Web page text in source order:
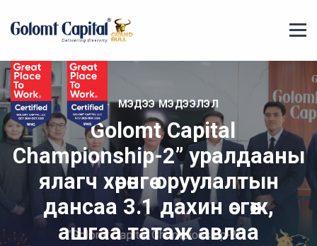
МЭДЭЭ МЭДЭЭЛЭЛ
“Golomt Capital
Championship-2” уралдааны
ялагч хөрөнгө оруулалтын
дансаа 3.1 дахин өсгөж,
ашгаа татаж авлаа